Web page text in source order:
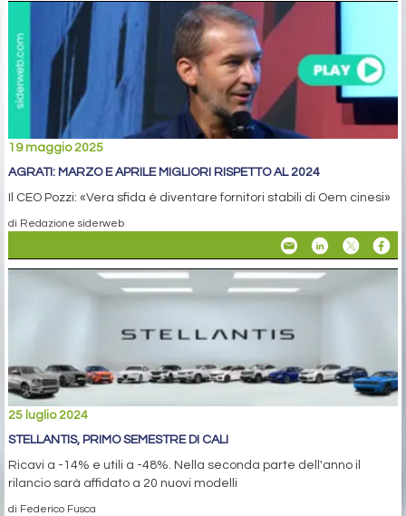
19 maggio 2025
AGRATI: MARZO E APRILE MIGLIORI RISPETTO AL 2024
Il CEO Pozzi: «Vera sfida è diventare fornitori stabili di Oem cinesi»
di Redazione siderweb
25 luglio 2024
STELLANTIS, PRIMO SEMESTRE DI CALI
Ricavi a -14% e utili a -48%. Nella seconda parte dell'anno il
rilancio sarà affidato a 20 nuovi modelli
di Federico Fusca